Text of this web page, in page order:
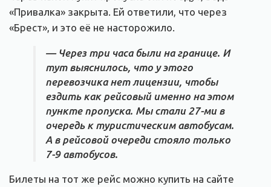
«Привалка» закрыта. Ей ответили, что через
«Брест», и это её не насторожило.
— Через три часа были на границе. И
тут выяснилось, что у этого
перевозчика нет лицензии, чтобы
ездить как рейсовый именно на этом
пункте пропуска. Мы стали 27-ми в
очередь к туристическим автобусам.
А в рейсовой очереди стояло только
7-9 автобусов.
Билеты на тот же рейс можно купить на сайте